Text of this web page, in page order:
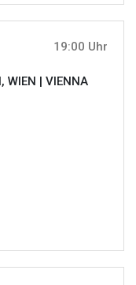
19:00 Uhr
WIEN | VIENNA